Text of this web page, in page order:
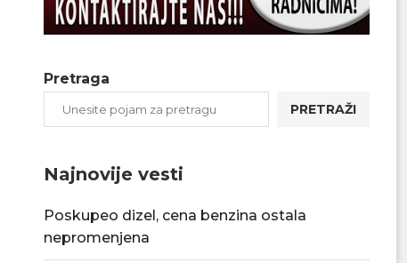
Pretraga
PRETRAŽI
Najnovije vesti
Poskupeo dizel, cena benzina ostala
nepromenjena